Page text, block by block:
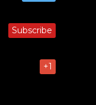
Subscribe
+1